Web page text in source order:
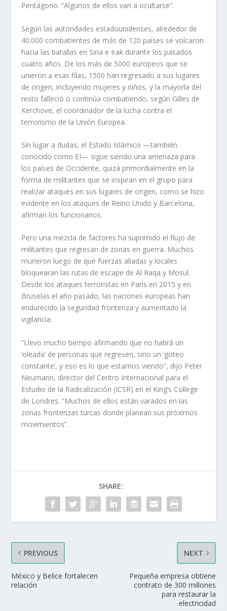
Pentágono. “Algunos de ellos van a ocultarse”.
Según las autoridades estadounidenses, alrededor de
40.000 combatientes de más de 120 países se volcaron
hacia las batallas en Siria e Irak durante los pasados
cuatro años. De los más de 5000 europeos que se
unieron a esas filas, 1500 han regresado a sus lugares
de origen, incluyendo mujeres y niños, y la mayoría del
resto falleció o continúa combatiendo, según Gilles de
Kerchove, el coordinador de la lucha contra el
terrorismo de la Unión Europea.
Sin lugar a dudas, el Estado Islámico —también
conocido como EI— sigue siendo una amenaza para
los países de Occidente, quizá primordialmente en la
forma de militantes que se inspiran en el grupo para
realizar ataques en sus lugares de origen, como se hizo
evidente en los ataques de Reino Unido y Barcelona,
afirman los funcionarios.
Pero una mezcla de factores ha suprimido el flujo de
militantes que regresan de zonas en guerra. Muchos
murieron luego de que fuerzas aliadas y locales
bloquearan las rutas de escape de Al Raqa y Mosul.
Desde los ataques terroristas en París en 2015 y en
Bruselas el año pasado, las naciones europeas han
endurecido la seguridad fronteriza y aumentado la
vigilancia.
“Llevo mucho tiempo afirmando que no habrá un
‘oleada’ de personas que regresen, sino un ‘goteo
constante’, y eso es lo que estamos viendo”, dijo Peter
Neumann, director del Centro Internacional para el
Estudio de la Radicalización (ICSR) en el King’s College
de Londres. “Muchos de ellos están varados en las
zonas fronterizas turcas donde planean sus próximos
movimientos”.
SHARE:
PREVIOUS
México y Belice fortalecen
relación
NEXT
Pequeña empresa obtiene
contrato de 300 millones
para restaurar la
electricidad